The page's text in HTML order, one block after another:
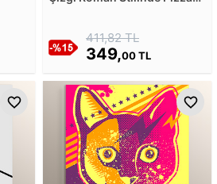
411,82 TL
349,00 TL